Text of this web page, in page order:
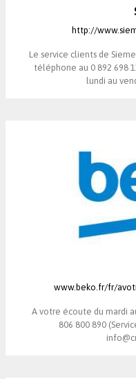
http://
Le service clients de
téléphone au 0 892 698
lundi au
www.beko.fr/fr/
A votre écoute du mardi
806 800 890